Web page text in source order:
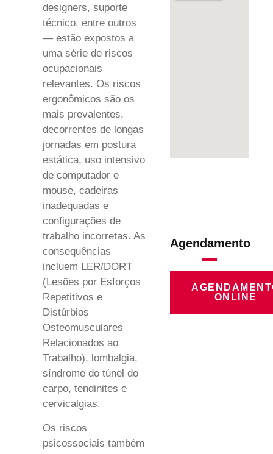
designers, suporte
técnico, entre outros
— estão expostos a
uma série de riscos
ocupacionais
relevantes. Os riscos
ergonômicos são os
mais prevalentes,
decorrentes de longas
jornadas em postura
estática, uso intensivo
de computador e
mouse, cadeiras
inadequadas e
configurações de
trabalho incorretas. As
consequências
incluem LER/DORT
(Lesões por Esforços
Repetitivos e
Distúrbios
Osteomusculares
Relacionados ao
Trabalho), lombalgia,
síndrome do túnel do
carpo, tendinites e
cervicalgias.
Os riscos
psicossociais também
Agendamento
ONLINE